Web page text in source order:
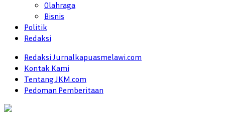
Olahraga
Bisnis
Politik
Redaksi
Redaksi Jurnalkapuasmelawi.com
Kontak Kami
Tentang JKM.com
Pedoman Pemberitaan